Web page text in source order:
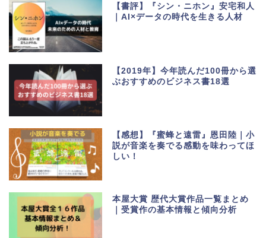
【書評】『シン・ニホン』安宅和人
｜AI×データの時代を生きる人材
【2019年】今年読んだ100冊から選
ぶおすすめのビジネス書18選
【感想】『蜜蜂と遠雷』恩田陸｜小
説が音楽を奏でる感動を味わってほ
しい！
本屋大賞 歴代大賞作品一覧まとめ
｜受賞作の基本情報と傾向分析